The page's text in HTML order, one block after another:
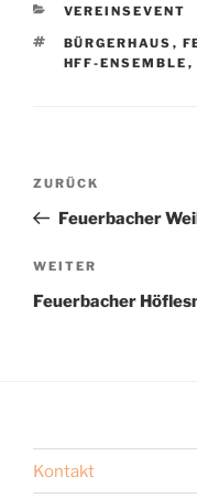
KATEGORIEN
VEREINSEVENT
SCHLAGWÖRTER
BÜRGERHAUS ,
HFF-ENSEMBLE ,
Vorheriger
Beitrag
ZURÜCK
Feuerbacher
Nächster
Beitrag
WEITER
Feuerbacher
Kontakt